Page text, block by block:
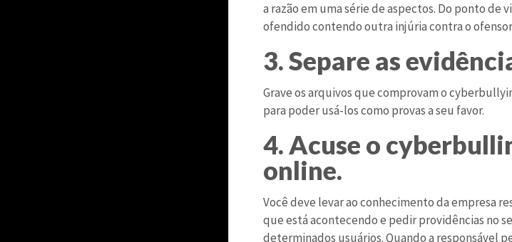
a razão em uma série de aspectos. Do ponto
ofendido contendo outra injúria contra o
3. Separe as
Grave os arquivos que comprovam o
para poder usá-los como provas a seu favor.
4. Acuse o
online.
Você deve levar ao conhecimento da empresa
que está acontecendo e pedir providências no
determinados usuários. Quando a responsável